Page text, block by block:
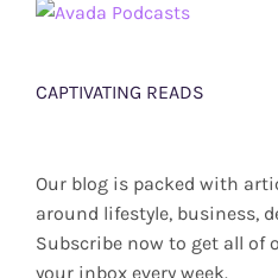
CAPTIVATING READS
Our blog is packed with
around lifestyle, business,
Subscribe now to get all of
your inbox every week.